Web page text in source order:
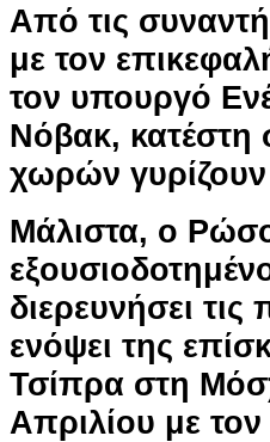
Από τις
με τον
τον υπουργό
Νόβακ, κατέστη
χωρών γυρίζουν
Μάλιστα, ο
διερευνήσει
ενόψει της
Τσίπρα στη
Απριλίου με